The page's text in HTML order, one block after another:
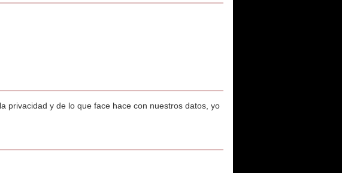
privacidad y de lo que face hace con nuestros datos, yo